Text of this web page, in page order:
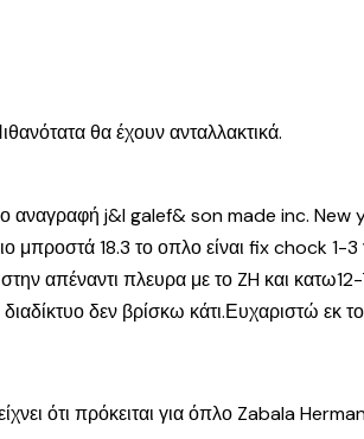
θα έχουν ανταλλακτικά.
αναγραφή j&l galef& son made inc. New
μπροστά 18.3 το οπλο είναι fix chock 1-
απέναντι πλευρα με το ZH και
δεν βρίσκω κάτι.Ευχαριστώ εκ
ότι πρόκειται για όπλο Zabala